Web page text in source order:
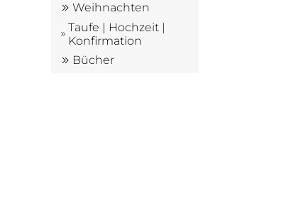
Weihnachten
Taufe | Hochzeit |
Konfirmation
Bücher